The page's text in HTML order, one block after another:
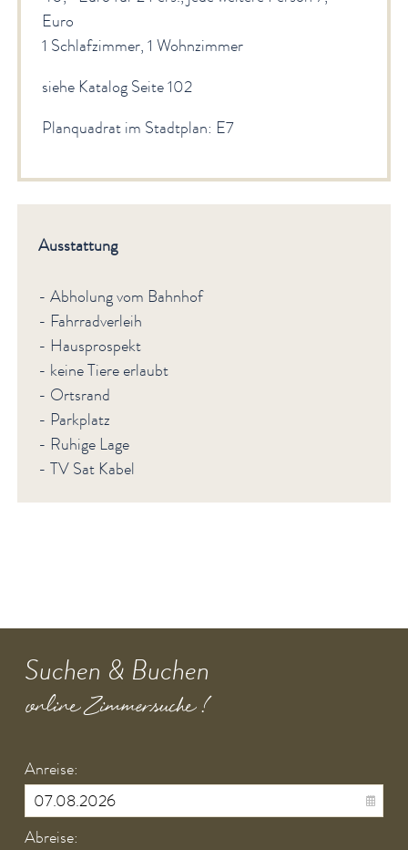
Euro
1 Schlafzimmer, 1 Wohnzimmer
siehe Katalog Seite 102
Planquadrat im Stadtplan: E7
Ausstattung
- Abholung vom Bahnhof
- Fahrradverleih
- Hausprospekt
- keine Tiere erlaubt
- Ortsrand
- Parkplatz
- Ruhige Lage
- TV Sat Kabel
Suchen & Buchen
online Zimmersuche !
Anreise:
Abreise: